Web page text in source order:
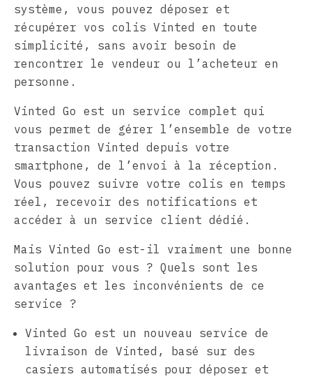
système, vous pouvez déposer et
récupérer vos colis Vinted en toute
simplicité, sans avoir besoin de
rencontrer le vendeur ou l’acheteur en
personne.
Vinted Go est un service complet qui
vous permet de gérer l’ensemble de votre
transaction Vinted depuis votre
smartphone, de l’envoi à la réception.
Vous pouvez suivre votre colis en temps
réel, recevoir des notifications et
accéder à un service client dédié.
Mais Vinted Go est-il vraiment une bonne
solution pour vous ? Quels sont les
avantages et les inconvénients de ce
service ?
Vinted Go est un nouveau service de
livraison de Vinted, basé sur des
casiers automatisés pour déposer et